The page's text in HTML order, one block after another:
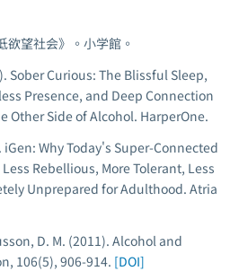
欲望社会》。小学館。
Sober Curious: The Blissful Sleep,
Presence, and Deep Connection
Other Side of Alcohol. HarperOne.
iGen: Why Today's Super-Connected
Rebellious, More Tolerant, Less
Unprepared for Adulthood. Atria
D. M. (2011). Alcohol and
, 106(5), 906-914. [DOI]